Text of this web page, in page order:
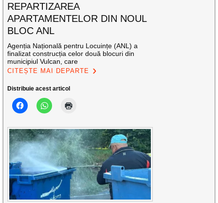
REPARTIZAREA
APARTAMENTELOR DIN NOUL
BLOC ANL
Agenția Națională pentru Locuințe (ANL) a
finalizat construcția celor două blocuri din
municipiul Vulcan, care
CITEȘTE MAI DEPARTE
Distribuie acest articol